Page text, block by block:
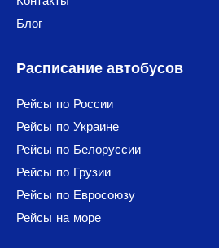
Блог
Расписание автобусов
Рейсы по России
Рейсы по Украине
Рейсы по Белоруссии
Рейсы по Грузии
Рейсы по Евросоюзу
Рейсы на море